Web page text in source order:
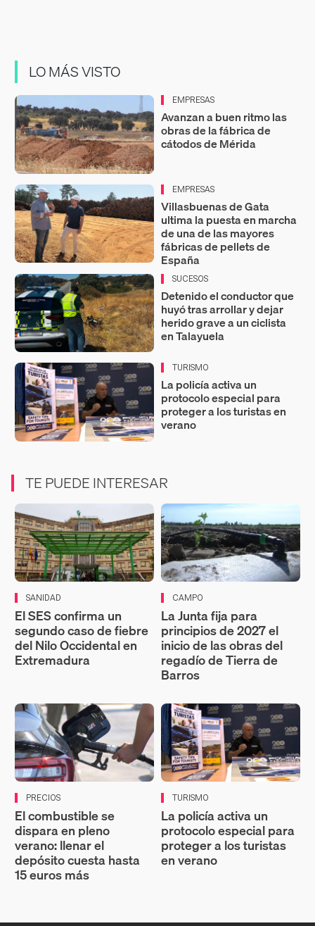
LO MÁS VISTO
EMPRESAS
Avanzan a buen ritmo las
obras de la fábrica de
cátodos de Mérida
EMPRESAS
Villasbuenas de Gata
ultima la puesta en marcha
de una de las mayores
fábricas de pellets de
España
SUCESOS
Detenido el conductor que
huyó tras arrollar y dejar
herido grave a un ciclista
en Talayuela
TURISMO
La policía activa un
protocolo especial para
proteger a los turistas en
verano
TE PUEDE INTERESAR
SANIDAD
El SES confirma un
segundo caso de fiebre
del Nilo Occidental en
Extremadura
CAMPO
La Junta fija para
principios de 2027 el
inicio de las obras del
regadío de Tierra de
Barros
PRECIOS
El combustible se
dispara en pleno
verano: llenar el
depósito cuesta hasta
15 euros más
TURISMO
La policía activa un
protocolo especial para
proteger a los turistas
en verano